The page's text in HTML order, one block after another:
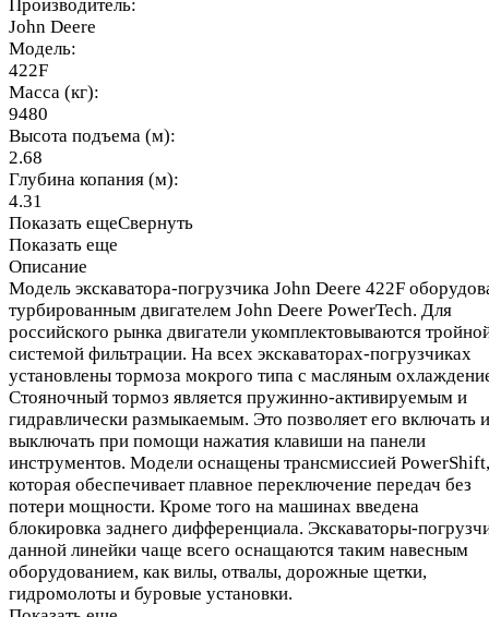
Производитель:
John Deere
Модель:
422F
Масса (кг):
9480
Высота подъема (м):
2.68
Глубина копания (м):
4.31
Показать ещеСвернуть
Показать еще
Описание
Модель экскаватора-погрузчика John Deere 422F
турбированным двигателем John Deere PowerTech. Для
российского рынка двигатели укомплектовываются
системой фильтрации. На всех экскаваторах-погрузчиках
установлены тормоза мокрого типа с масляным
Стояночный тормоз является пружинно-активируемым и
гидравлически размыкаемым. Это позволяет его включать и
выключать при помощи нажатия клавиши на панели
инструментов. Модели оснащены трансмиссией PowerShift,
которая обеспечивает плавное переключение передач без
потери мощности. Кроме того на машинах введена
блокировка заднего дифференциала. Экскаваторы-
данной линейки чаще всего оснащаются таким навесным
оборудованием, как вилы, отвалы, дорожные щетки,
гидромолоты и буровые установки.